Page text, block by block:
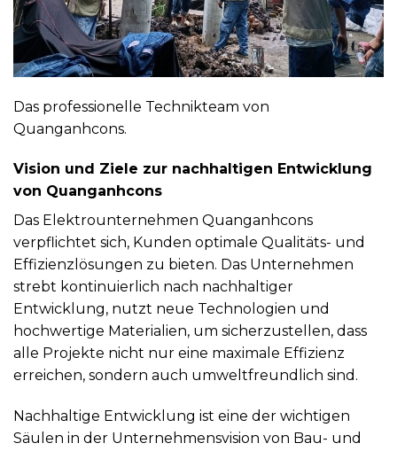
Das professionelle Technikteam von
Quanganhcons.
Vision und Ziele zur nachhaltigen Entwicklung
von Quanganhcons
Das Elektrounternehmen Quanganhcons
verpflichtet sich, Kunden optimale Qualitäts- und
Effizienzlösungen zu bieten. Das Unternehmen
strebt kontinuierlich nach nachhaltiger
Entwicklung, nutzt neue Technologien und
hochwertige Materialien, um sicherzustellen, dass
alle Projekte nicht nur eine maximale Effizienz
erreichen, sondern auch umweltfreundlich sind.
Nachhaltige Entwicklung ist eine der wichtigen
Säulen in der Unternehmensvision von Bau- und